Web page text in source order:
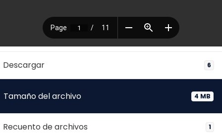
Descargar 6
Tamaño del archivo 4 MB
Recuento de archivos 1